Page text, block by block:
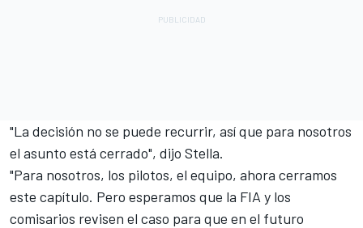
"La decisión no se puede recurrir, así que para nosotros
el asunto está cerrado", dijo Stella.
"Para nosotros, los pilotos, el equipo, ahora cerramos
este capítulo. Pero esperamos que la FIA y los
comisarios revisen el caso para que en el futuro